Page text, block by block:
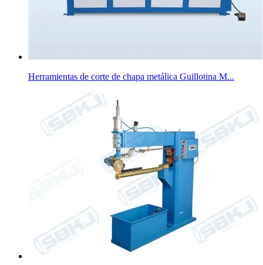
Herramientas de corte de chapa metálica Guillotina M...